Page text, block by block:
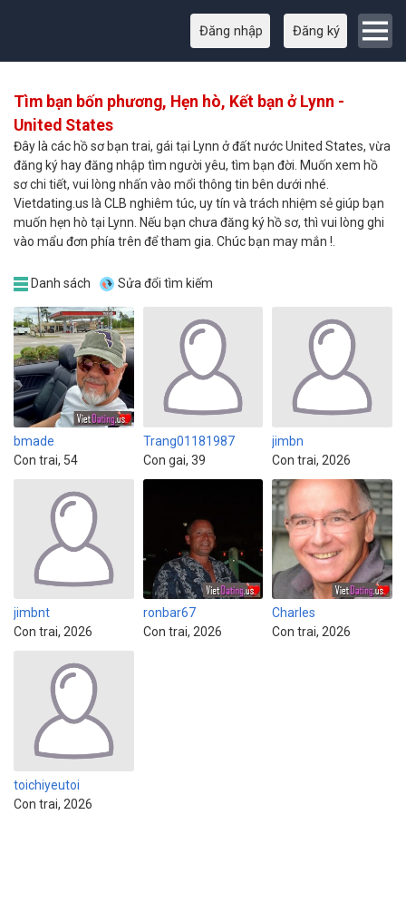
Đăng nhập Đăng ký
Tìm bạn bốn phương, Hẹn hò, Kết bạn ở Lynn -
United States
Đây là các hồ sơ bạn trai, gái tại Lynn ở đất nước United States, vừa
đăng ký hay đăng nhập tìm người yêu, tìm bạn đời. Muốn xem hồ
sơ chi tiết, vui lòng nhấn vào mổi thông tin bên dưới nhé.
Vietdating.us là CLB nghiêm túc, uy tín và trách nhiệm sẻ giúp bạn
muốn hẹn hò tại Lynn. Nếu bạn chưa đăng ký hồ sơ, thì vui lòng ghi
vào mẩu đơn phía trên để tham gia. Chúc bạn may mắn !.
Danh sách Sửa đổi tìm kiếm
bmade
Con trai, 54
Trang01181987
Con gai, 39
jimbn
Con trai, 2026
jimbnt
Con trai, 2026
ronbar67
Con trai, 2026
Charles
Con trai, 2026
toichiyeutoi
Con trai, 2026